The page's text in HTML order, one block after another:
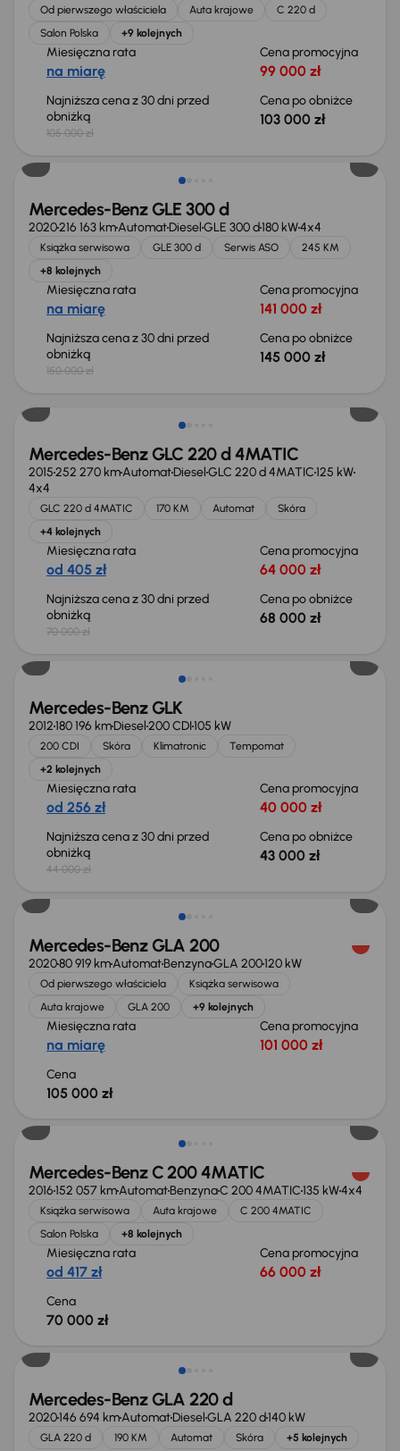
Od pierwszego właściciela Auta krajowe
C 220 d
Salon Polska
+9 kolejnych
Miesięczna rata
na miarę
Cena promocyjna
99 000 zł
Najniższa cena z 30 dni przed
obniżką
105 000 zł
Cena po obniżce
103 000 zł
Taniej o 5 000 zł
Mercedes-Benz GLE 300 d
2020216 163 kmAutomatDieselGLE 300 d180 kW4x4
Książka serwisowa GLE 300 d Serwis ASO
245 KM
+8 kolejnych
Miesięczna rata
na miarę
Cena promocyjna
141 000 zł
Najniższa cena z 30 dni przed
obniżką
150 000 zł
Cena po obniżce
145 000 zł
Mercedes-Benz GLC 220 d 4MATIC
2015252 270 kmAutomatDieselGLC 220 d 4MATIC125 kW
4x4
GLC 220 d 4MATIC 170 KM Automat
Skóra
+4 kolejnych
Miesięczna rata
od 405 zł
Cena promocyjna
64 000 zł
Najniższa cena z 30 dni przed
obniżką
70 000 zł
Cena po obniżce
68 000 zł
Taniej o 1 000 zł
Mercedes-Benz GLK
2012180 196 kmDiesel200 CDI105 kW
200 CDI Skóra Klimatronic
Tempomat
+2 kolejnych
Miesięczna rata
od 256 zł
Cena promocyjna
40 000 zł
Najniższa cena z 30 dni przed
obniżką
44 000 zł
Cena po obniżce
43 000 zł
Mercedes-Benz GLA 200
202080 919 kmAutomatBenzynaGLA 200120 kW
Od pierwszego właściciela
Książka serwisowa
Auta krajowe
GLA 200 +9 kolejnych
Miesięczna rata
na miarę
Cena promocyjna
101 000 zł
Cena
105 000 zł
Mercedes-Benz C 200 4MATIC
2016152 057 kmAutomatBenzynaC 200 4MATIC135 kW4x4
Książka serwisowa Auta krajowe
C 200 4MATIC
Salon Polska
+8 kolejnych
Miesięczna rata
od 417 zł
Cena promocyjna
66 000 zł
Cena
70 000 zł
Mercedes-Benz GLA 220 d
2020146 694 kmAutomatDieselGLA 220 d140 kW
GLA 220 d 190 KM Automat Skóra +5 kolejnych